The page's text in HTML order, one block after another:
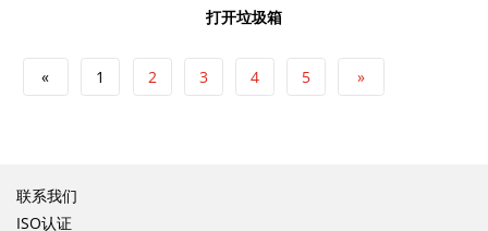
打开垃圾箱
« 1 2 3 4 5 »
联系我们
ISO认证